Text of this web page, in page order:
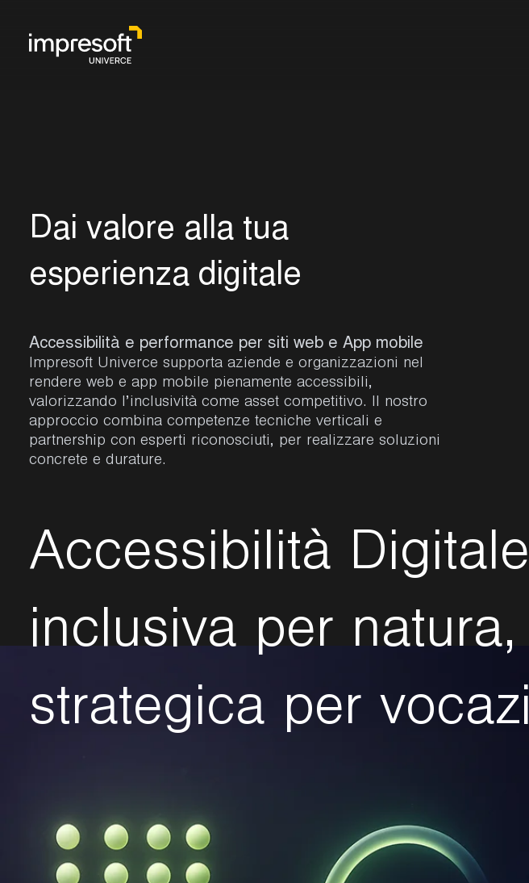
Dai valore alla tua
esperienza digitale
Accessibilità e performance per siti web e App mobile
Impresoft Univerce supporta aziende e organizzazioni nel
rendere web e app mobile pienamente accessibili,
valorizzando l’inclusività come asset competitivo. Il nostro
approccio combina competenze tecniche verticali e
partnership con esperti riconosciuti, per realizzare soluzioni
concrete e durature.
Accessibilità Digitale
inclusiva per natura,
strategica per vocazi